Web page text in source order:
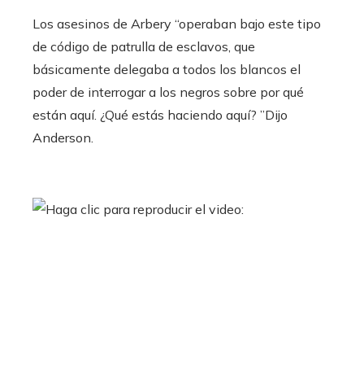
Los asesinos de Arbery “operaban bajo este tipo
de código de patrulla de esclavos, que
básicamente delegaba a todos los blancos el
poder de interrogar a los negros sobre por qué
están aquí. ¿Qué estás haciendo aquí? ”Dijo
Anderson.